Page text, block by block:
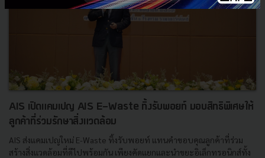
AIS เปิดแคมเปญ AIS E-Waste ทิ้งรับพอยท์ มอบสิทธิพิเศษให้
ลูกค้าที่ร่วมรักษาสิ่งแวดล้อม
AIS ส่งแคมเปญใหม่ E-Waste ทิ้งรับพอยท์ แทนคำขอบคุณลูกค้าที่ร่วม
สร้างสิ่งแวดล้อมที่ดีไปพร้อมกัน เพียงคัดแยกและนำขยะอิเล็กทรอนิกส์ทั้ง